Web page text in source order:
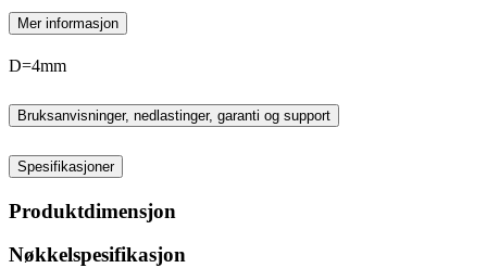
Mer informasjon
D=4mm
Bruksanvisninger, nedlastinger, garanti og support
Spesifikasjoner
Produktdimensjon
Nøkkelspesifikasjon